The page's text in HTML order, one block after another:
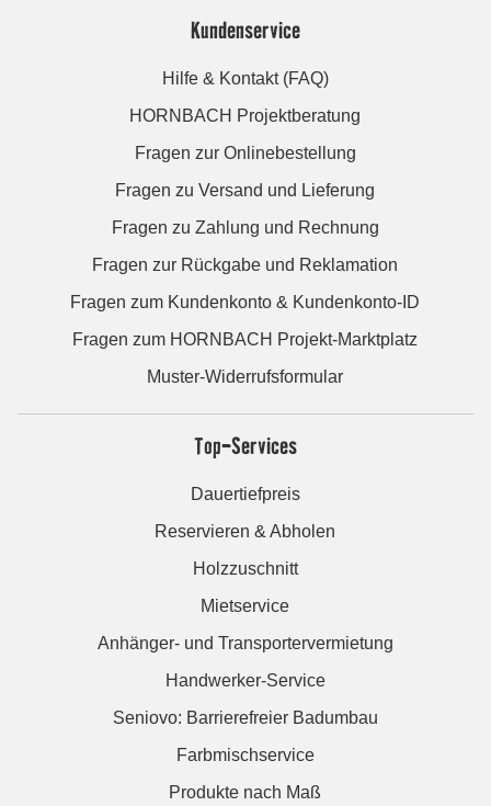
Kundenservice
Hilfe & Kontakt (FAQ)
HORNBACH Projektberatung
Fragen zur Onlinebestellung
Fragen zu Versand und Lieferung
Fragen zu Zahlung und Rechnung
Fragen zur Rückgabe und Reklamation
Fragen zum Kundenkonto & Kundenkonto-ID
Fragen zum HORNBACH Projekt-Marktplatz
Muster-Widerrufsformular
Top-Services
Dauertiefpreis
Reservieren & Abholen
Holzzuschnitt
Mietservice
Anhänger- und Transportervermietung
Handwerker-Service
Seniovo: Barrierefreier Badumbau
Farbmischservice
Produkte nach Maß